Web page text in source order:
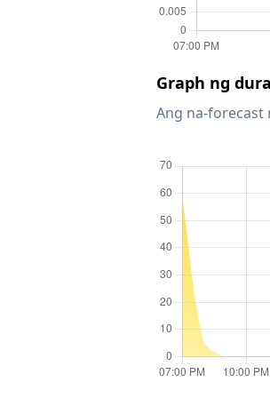
Graph ng
Ang na-forecast